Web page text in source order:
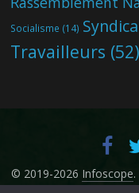
Socialisme (14)
Travailleurs (52)
© 2019-2026 Infoscope